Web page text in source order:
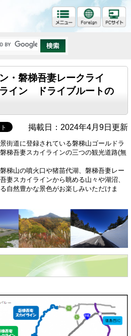
・磐梯吾妻レークライ
イン ドライブルートの
掲載日：2024年4月9日更新
街道に登録されている磐梯山ゴールドラ
梯吾妻スカイラインの三つの観光道路(無
梯山の噴火口や猪苗代湖、磐梯吾妻レー
妻スカイラインから眺める山々や湖沼、
自然豊かな景色がお楽しみいただけま